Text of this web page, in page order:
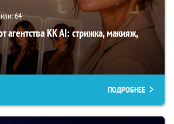
64
агентства KK AI: стрижка, макияж,
ПОДРОБНЕЕ